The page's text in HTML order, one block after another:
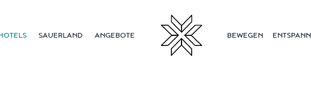
SAUERLAND ANGEBOTE BEWEGEN